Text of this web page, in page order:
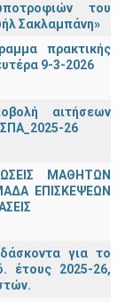
του
Σακλαμπάνη»
πρακτικής
9-3-2026
αιτήσεων
26
ΜΑΘΗΤΩΝ
ΕΠΙΣΚΕΨΕΩΝ
για το
έτους 2025-26,